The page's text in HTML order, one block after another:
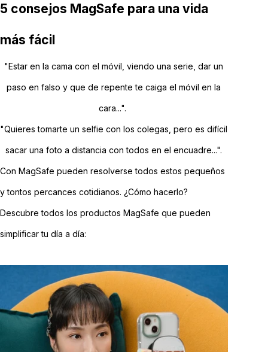
5 consejos MagSafe para una vida
más fácil
"Estar en la cama con el móvil, viendo una serie, dar un
paso en falso y que de repente te caiga el móvil en la
cara...".
"Quieres tomarte un selfie con los colegas, pero es difícil
sacar una foto a distancia con todos en el encuadre...".
Con MagSafe pueden resolverse todos estos pequeños
y tontos percances cotidianos. ¿Cómo hacerlo?
Descubre todos los productos MagSafe que pueden
simplificar tu día a día: